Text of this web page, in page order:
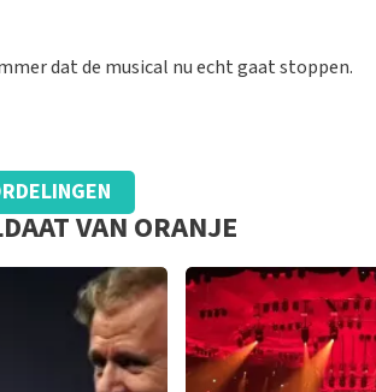
kunnen bemachtigen.
dat de musical nu echt gaat stoppen.
zagen we dat we automatisch op een
1 week voor de show ontvangen dus we
Verder heb ik geen klachten.
VAN ORANJE